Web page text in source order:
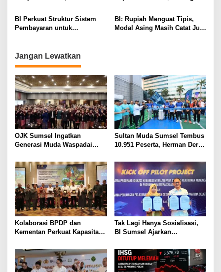
Jelang Ramadan
Lewat IETPD Semester II 2025
BI Perkuat Struktur Sistem
Pembayaran untuk
BI: Rupiah Menguat Tipis,
Modal Asing Masih Catat Jual
Jangan Lewatkan
OJK Sumsel Ingatkan
Generasi Muda Waspadai
dan BNI Gelar Seminar
Literasi Keuangan
Sultan Muda Sumsel Tembus
10.951 Peserta, Herman Deru
OJK
Kolaborasi BPDP dan
Kementan Perkuat Kapasitas
Selatan
Tak Lagi Hanya Sosialisasi,
BI Sumsel Ajarkan
Perluas Layanan Penukaran
Uang